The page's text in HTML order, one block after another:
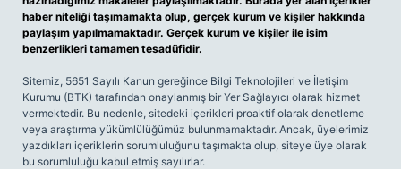
haber niteliği taşımamakta olup, gerçek kurum ve kişiler hakkında
paylaşım yapılmamaktadır. Gerçek kurum ve kişiler ile isim
benzerlikleri tamamen tesadüfidir.
Sitemiz, 5651 Sayılı Kanun gereğince Bilgi Teknolojileri ve İletişim
Kurumu (BTK) tarafından onaylanmış bir Yer Sağlayıcı olarak hizmet
vermektedir. Bu nedenle, sitedeki içerikleri proaktif olarak denetleme
veya araştırma yükümlülüğümüz bulunmamaktadır. Ancak, üyelerimiz
yazdıkları içeriklerin sorumluluğunu taşımakta olup, siteye üye olarak
bu sorumluluğu kabul etmiş sayılırlar.